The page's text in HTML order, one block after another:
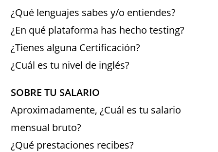
¿Qué lenguajes sabes y/o entiendes?
¿En qué plataforma has hecho testing?
¿Tienes alguna Certificación?
¿Cuál es tu nivel de inglés?
SOBRE TU SALARIO
Aproximadamente, ¿Cuál es tu salario
mensual bruto?
¿Qué prestaciones recibes?